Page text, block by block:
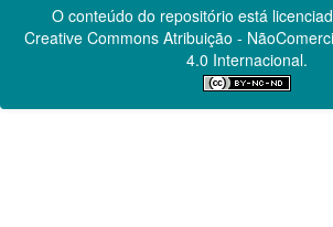
O conteúdo do repositório está
Creative CommonsAtribuição -
4.0 Internacional.